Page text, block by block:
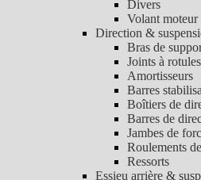
Divers
Volant moteur
Direction &
Bras de
Joints à rotules
Amortisseurs
Barres
Boîtiers de
Barres de
Jambes de
Roulements
Ressorts
Essieu arrière &